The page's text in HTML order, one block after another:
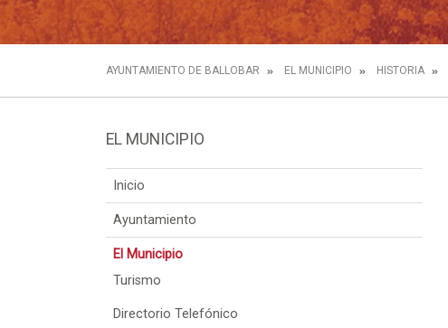
AYUNTAMIENTO DE BALLOBAR EL MUNICIPIO HISTORIA
EL MUNICIPIO
Inicio
Ayuntamiento
El Municipio
Turismo
Directorio Telefónico